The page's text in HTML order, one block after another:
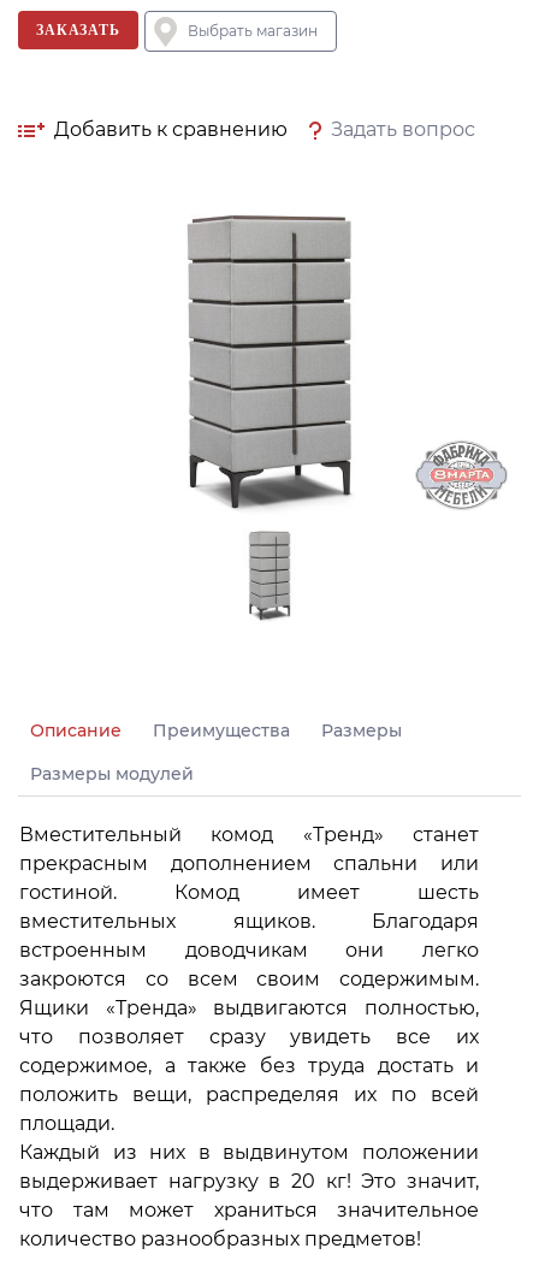
ЗАКАЗАТЬ Выбрать магазин
Добавить к сравнению Задать вопрос
Описание Преимущества
Размеры
Размеры модулей
Вместительный комод «Тренд» станет
прекрасным дополнением спальни или
гостиной. Комод имеет шесть
вместительных ящиков. Благодаря
встроенным доводчикам они легко
закроются со всем своим содержимым.
Ящики «Тренда» выдвигаются полностью,
что позволяет сразу увидеть все их
содержимое, а также без труда достать и
положить вещи, распределяя их по всей
площади.
Каждый из них в выдвинутом положении
выдерживает нагрузку в 20 кг! Это значит,
что там может храниться значительное
количество разнообразных предметов!